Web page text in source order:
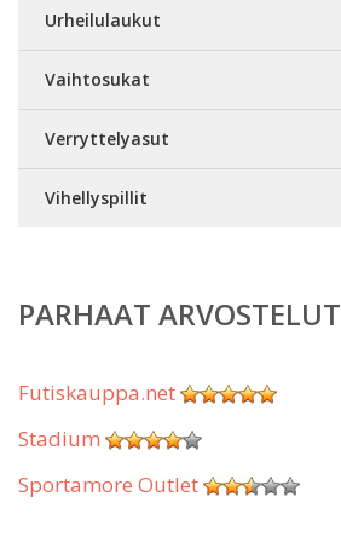
Urheilulaukut
Vaihtosukat
Verryttelyasut
Vihellyspillit
PARHAAT ARVOSTELUT
Futiskauppa.net
Stadium
Sportamore Outlet